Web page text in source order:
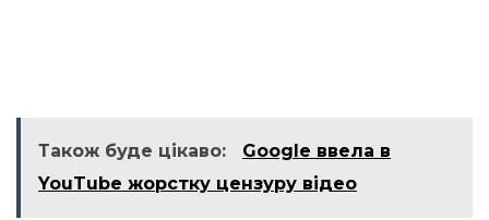
Також буде цікаво:
Google ввела в
YouTube жорстку цензуру відео